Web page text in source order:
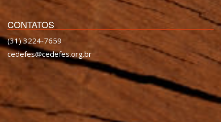
CONTATOS
(31) 3224-7659
cedefes@cedefes.org.br